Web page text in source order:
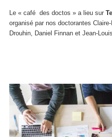
Le « café des doctos » a lieu sur
organisé par nos doctorantes
Drouhin, Daniel Finnan et Jean-